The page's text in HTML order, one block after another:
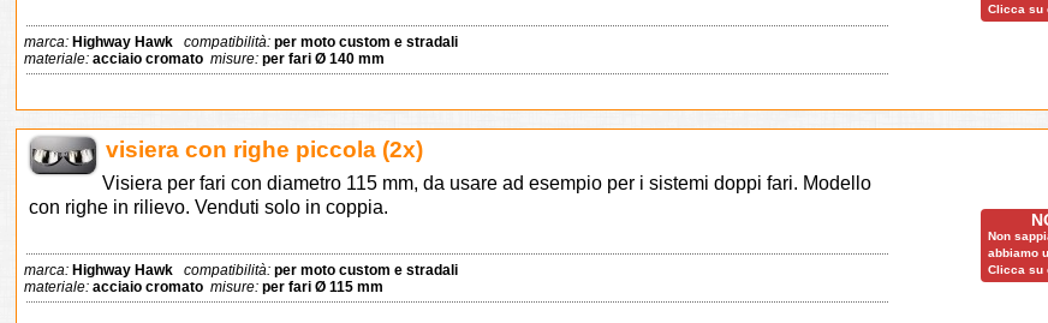
marca: Highway Hawk compatibilità:per moto custom e stradali
materiale:acciaio cromato misure:per fari Ø 140 mm
Clicca su
visiera con righe piccola (2x)
Visiera per fari con diametro 115 mm, da usare ad esempio per i sistemi doppi fari. Modello
con righe in rilievo. Venduti solo in coppia.
marca: Highway Hawk compatibilità:per moto custom e stradali
materiale:acciaio cromato misure:per fari Ø 115 mm
Non
abbiamo
Clicca su